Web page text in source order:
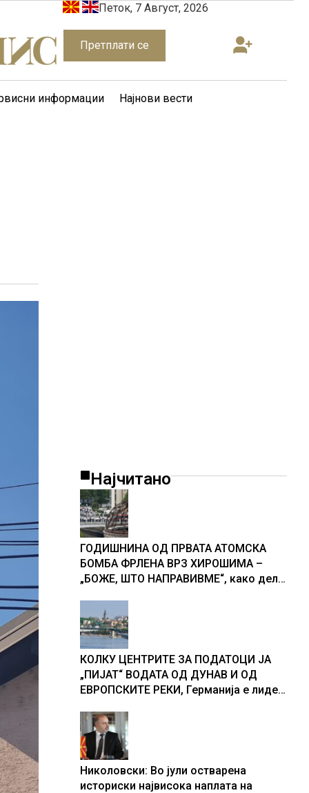
Петок, 7 Август, 2026
Претплати се
информации Најнови вести
Најчитано
ГОДИШНИНА ОД ПРВАТА АТОМСКА
БОМБА ФРЛЕНА ВРЗ ХИРОШИМА –
„БОЖЕ, ШТО НАПРАВИВМЕ“, како дел
учесниците во бомбардирањето го
доживуваа овој настан што го
промени текот на историјата
КОЛКУ ЦЕНТРИТЕ ЗА ПОДАТОЦИ ЈА
„ПИЈАТ“ ВОДАТА ОД ДУНАВ И ОД
ЕВРОПСКИТЕ РЕКИ, Германија е лидер
центри за податоци
Николовски: Во јули остварена
историски највисока наплата на